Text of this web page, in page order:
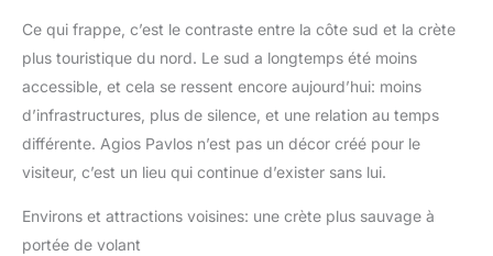
Ce qui frappe, c’est le contraste entre la côte sud et la crète
plus touristique du nord. Le sud a longtemps été moins
accessible, et cela se ressent encore aujourd’hui: moins
d’infrastructures, plus de silence, et une relation au temps
différente. Agios Pavlos n’est pas un décor créé pour le
visiteur, c’est un lieu qui continue d’exister sans lui.
Environs et attractions voisines: une crète plus sauvage à
portée de volant